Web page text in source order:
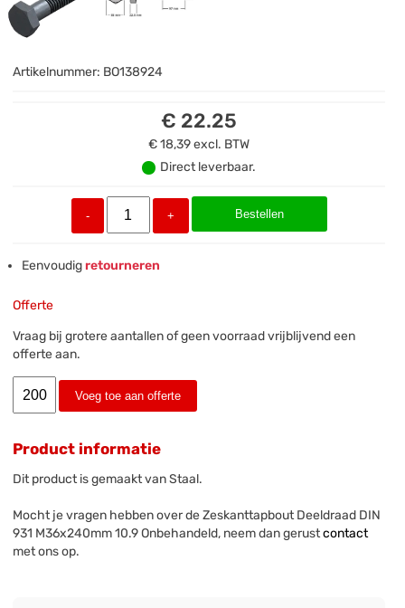
Artikelnummer: BO138924
€ 22.25
€ 18,39excl. BTW
Direct leverbaar.
- + Bestellen
Eenvoudigretourneren
Offerte
Vraag bij grotere aantallen of geen voorraad vrijblijvend een
offerte aan.
Voeg toe aan offerte
Product informatie
Dit product is gemaakt van Staal.
Mocht je vragen hebben over de Zeskanttapbout Deeldraad DIN
931 M36x240mm 10.9 Onbehandeld, neem dan gerustcontact
met ons op.